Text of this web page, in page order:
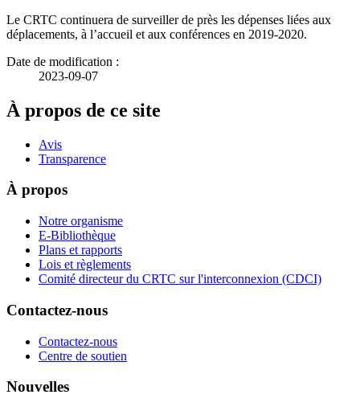
Le CRTC continuera de surveiller de près les dépenses liées aux
déplacements, à l’accueil et aux conférences en 2019-2020.
Date de modification :
2023-09-07
À propos de ce site
Avis
Transparence
À propos
Notre organisme
E-Bibliothèque
Plans et rapports
Lois et règlements
Comité directeur du CRTC sur l'interconnexion (CDCI)
Contactez-nous
Contactez-nous
Centre de soutien
Nouvelles